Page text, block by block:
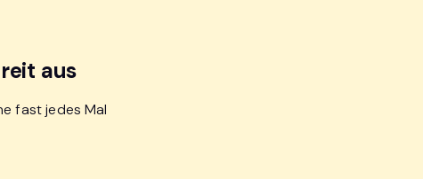
aus
fast jedes Mal